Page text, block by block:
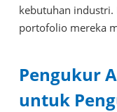
kebutuhan industri.
portofolio mereka
Pengukur
untuk